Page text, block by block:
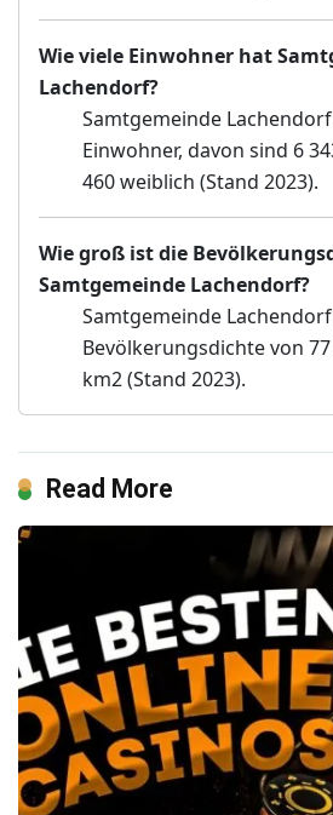
Wie viele Einwohner hat
Lachendorf?
Samtgemeinde
Einwohner, davon sind 6
460 weiblich (Stand 2023).
Wie groß ist die
Samtgemeinde Lachendorf?
Samtgemeinde
Bevölkerungsdichte von
km2 (Stand 2023).
Read More